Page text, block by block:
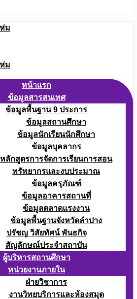
หน้าแรก
ข้อมูลสารสนเทศ
ข้อมูลพื้นฐาน 9 ประการ
ข้อมูลสถานศึกษา
ข้อมูลนักเรียนนักศึกษา
ข้อมูลบุคลากร
หลักสูตรการจัดการเรียนการสอน
ทรัพยากรและงบประมาณ
ข้อมูลครุภัณฑ์
ข้อมูลอาคารสถานที่
ข้อมูลตลาดแรงงาน
ข้อมูลพื้นฐานจังหวัดลำปาง
ปรัชญ วิสัยทัศน์ พันธกิจ
สัญลักษณ์ประจำสถาบัน
ผู้บริหารสถานศึกษา
หน่วยงานภายใน
ฝ่ายวิชาการ
งานวิทยบริการและห้องสมุด